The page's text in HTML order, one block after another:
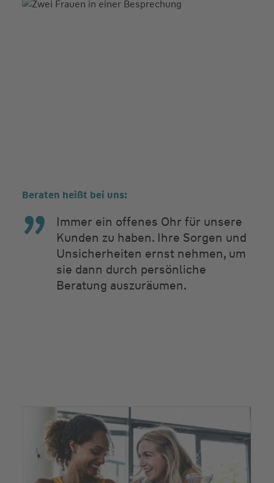
Beraten heißt bei uns:
Immer ein offenes Ohr für unsere
Kunden zu haben. Ihre Sorgen und
Unsicherheiten ernst nehmen, um
sie dann durch persönliche
Beratung auszuräumen.